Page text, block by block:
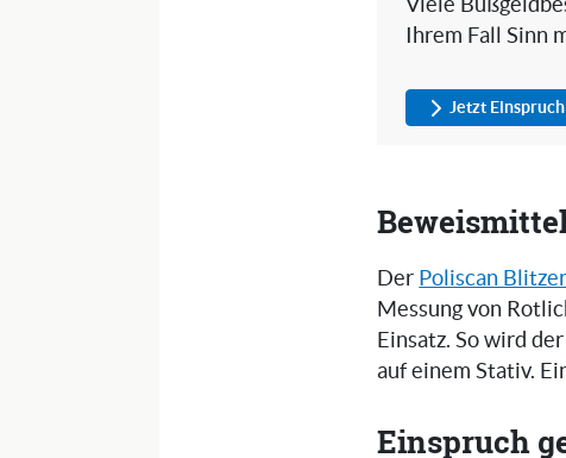
Viele
Ihrem Fall Sinn
Jetzt
Der Poliscan Blitzer
Messung von
Einsatz. So wird
auf einem Stativ.
Einspruch